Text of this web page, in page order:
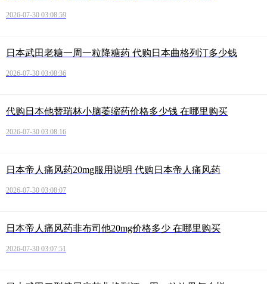
2026-07-30 03:08:59
日本武田老糖一周一粒降糖药 代购日本曲格列汀多少钱
2026-07-30 03:08:36
代购日本他替瑞林小脑萎缩药价格多少钱 在哪里购买
2026-07-30 03:08:16
日本帝人痛风药20mg服用说明 代购日本帝人痛风药
2026-07-30 03:08:07
日本帝人痛风药非布司他20mg价格多少 在哪里购买
2026-07-30 03:07:51